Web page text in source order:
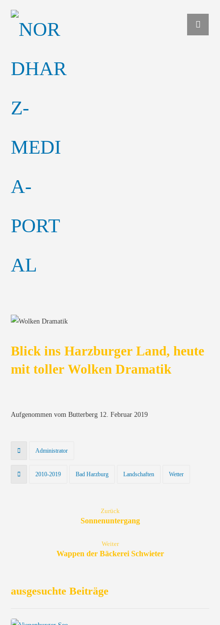
Blick ins Harzburger Land, heute
mit toller Wolken Dramatik
Aufgenommen vom Butterberg 12. Februar 2019
Administrator
2010-2019 Bad Harzburg Landschaften Wetter
Zurück
Sonnenuntergang
Weiter
Wappen der Bäckerei Schwieter
ausgesuchte Beiträge